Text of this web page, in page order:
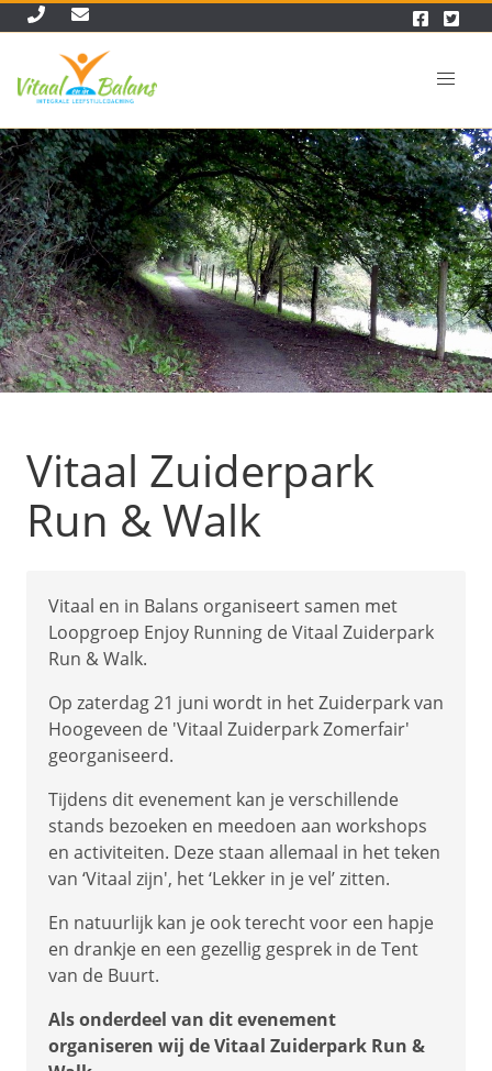
Vitaal Zuiderpark
Run & Walk
Vitaal en in Balans organiseert samen met
Loopgroep Enjoy Running de Vitaal Zuiderpark
Run & Walk.
Op zaterdag 21 juni wordt in het Zuiderpark van
Hoogeveen de 'Vitaal Zuiderpark Zomerfair'
georganiseerd.
Tijdens dit evenement kan je verschillende
stands bezoeken en meedoen aan workshops
en activiteiten. Deze staan allemaal in het teken
van ‘Vitaal zijn', het ‘Lekker in je vel’ zitten.
En natuurlijk kan je ook terecht voor een hapje
en drankje en een gezellig gesprek in de Tent
van de Buurt.
Als onderdeel van dit evenement
organiseren wij de Vitaal Zuiderpark Run &